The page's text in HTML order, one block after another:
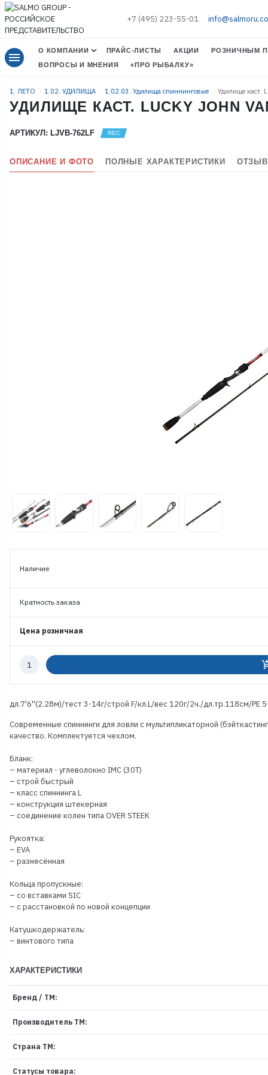
+7 (495) 223-55-01
menu О КОМПАНИИ ПРАЙС-ЛИСТЫ АКЦИИ
РОЗНИЧНЫМ
ВОПРОСЫ И МНЕНИЯ
«ПРО РЫБАЛКУ»
1. ЛЕТО 1.02. УДИЛИЩА 1.02.03. Удилища спиннинговые Удилище каст.
УДИЛИЩЕ КАСТ. LUCKY JOHN
АРТИКУЛ: LJVB-762LF
ОПИСАНИЕ И ФОТО ПОЛНЫЕ ХАРАКТЕРИСТИКИ
Наличие
Кратность заказа
Цена розничная
Количество
дл.7'6''(2.28м)/тест 3-14г/строй F/кл.L/вес 120г/2ч./дл.тр.118см/PE
Современные спиннинги для ловли с мультипликаторной
качество. Комплектуется чехлом.
Бланк:
– материал - углеволокно IMC (30T)
– строй быстрый
– класс спиннинга L
– конструкция штекерная
– соединение колен типа OVER STEEK
Рукоятка:
– EVA
– разнесённая
Кольца пропускные:
– со вставками SIC
– с расстановкой по новой концепции
Катушкодержатель:
– винтового типа
ХАРАКТЕРИСТИКИ
Бренд / ТМ:
Производитель ТМ:
Страна ТМ:
Статусы товара: